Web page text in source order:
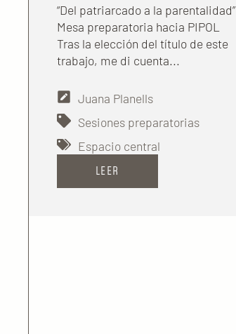
“Del patriarcado a la parentalidad”
Mesa preparatoria hacia PIPOL
Tras la elección del título de este
trabajo, me di cuenta...
Juana Planells
Sesiones preparatorias
Espacio central
LEER